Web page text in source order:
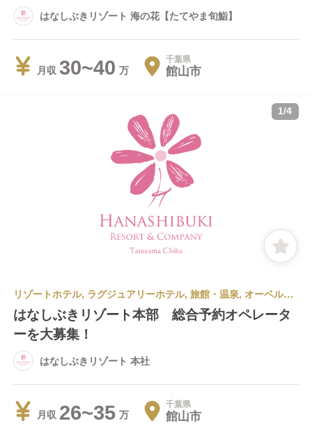
はなしぶきリゾート 海の花【たてやま旬鮨】
月収 30~40 千葉県
館山市
1/4
リゾートホテル, ラグジュアリーホテル, 旅館・温泉, オーベルジュ | 宿泊部門 | 宿泊予約 | はなしぶきリゾート 本社
はなしぶきリゾート本部 総合予約オペレータ
ーを大募集！
はなしぶきリゾート 本社
月収 26~35 千葉県
館山市